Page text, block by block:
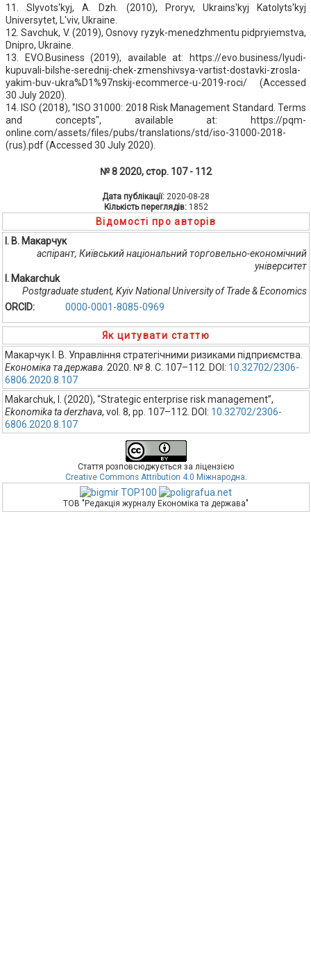
11. Slyvots'kyj, A. Dzh. (2010), Proryv, Ukrains'kyj Katolyts'kyj
Universytet, L'viv, Ukraine.
12. Savchuk, V. (2019), Osnovy ryzyk-menedzhmentu pidpryiemstva,
Dnipro, Ukraine.
13. EVO.Business (2019), available at: https://evo.business/lyudi-
kupuvali-bilshe-serednij-chek-zmenshivsya-vartist-dostavki-zrosla-
yakim-buv-ukra%D1%97nskij-ecommerce-u-2019-roci/ (Accessed
30 July 2020).
14. ISO (2018), "ISO 31000: 2018 Risk Management Standard. Terms
and concepts", available at: https://pqm-
online.com/assets/files/pubs/translations/std/iso-31000-2018-
(rus).pdf (Accessed 30 July 2020).
№ 8 2020, стор. 107 - 112
Дата публікації: 2020-08-28
Кількість переглядів: 1852
Відомості про авторів
І. В. Макарчук
аспірант, Київський національний торговельно-економічний
університет
I. Makarchuk
Postgraduate student, Kyiv National University of Trade & Economics
ORCID:
0000-0001-8085-0969
Як цитувати статтю
Макарчук І. В. Управління стратегічними ризиками підприємства.
Економіка та держава . 2020. № 8. С. 107–112. DOI: 10.32702/2306-
6806.2020.8.107
Makarchuk, I. (2020), “Strategic enterprise risk management”,
Ekonomika ta derzhava, vol. 8, pp. 107–112. DOI: 10.32702/2306-
6806.2020.8.107
Стаття розповсюджується за ліцензією
Creative Commons Attribution 4.0 Міжнародна
ТОВ "Редакція журналу Економіка та держава"